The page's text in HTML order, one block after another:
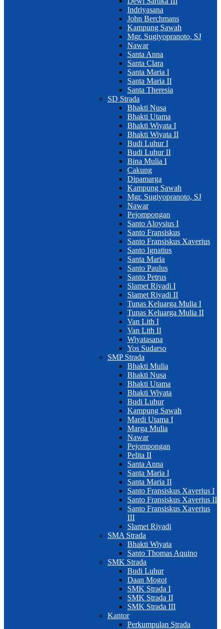
Indriyasana
John Berchmans
Kampung Sawah
Mgr. Sugiyopranoto, SJ
Nawar
Santa Anna
Santa Clara
Santa Maria I
Santa Maria II
Santa Theresia
SD Strada
Bhakti Nusa
Bhakti Utama
Bhakti Wiyata I
Bhakti Wiyata II
Budi Luhur I
Budi Luhur II
Bina Mulia I
Cakung
Dipamarga
Kampung Sawah
Mgr. Sugiyopranoto, SJ
Nawar
Pejompongan
Santo Aloysius I
Santo Fransiskus
Santo Fransiskus Xaverius
Santo Ignatius
Santa Maria
Santo Paulus
Santo Petrus
Slamet Riyadi I
Slamet Riyadi II
Tunas Keluarga Mulia I
Tunas Keluarga Mulia II
Van Lith I
Van Lith II
Wiyatasana
Yos Sudarso
SMP Strada
Bhakti Mulia
Bhakti Nusa
Bhakti Utama
Bhakti Wiyata
Budi Luhur
Kampung Sawah
Mardi Utama I
Marga Mulia
Nawar
Pejompongan
Pelita II
Santa Anna
Santa Maria I
Santa Maria II
Santo Fransiskus Xaverius I
Santo Fransiskus Xaverius II
Santo Fransiskus Xaverius
III
Slamet Riyadi
SMA Strada
Bhakti Wiyata
Santo Thomas Aquino
SMK Strada
Budi Luhur
Daan Mogot
SMK Strada I
SMK Strada II
SMK Strada III
Kantor
Perkumpulan Strada